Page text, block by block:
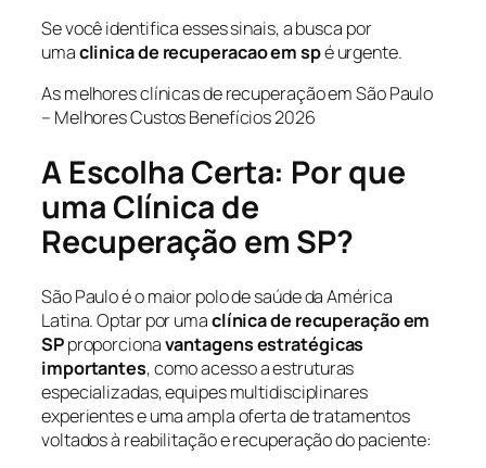
Se você identifica esses sinais, a busca por
umaclinica de recuperacao em spé urgente.
As melhores clínicas de recuperação em São Paulo
– Melhores Custos Benefícios 2026
A Escolha Certa: Por que
uma Clínica de
Recuperação em SP?
São Paulo é o maior polo de saúde da América
Latina. Optar por umaclínica de recuperação em
SPproporcionavantagens estratégicas
importantes, como acesso a estruturas
especializadas, equipes multidisciplinares
experientes e uma ampla oferta de tratamentos
voltados à reabilitação e recuperação do paciente: